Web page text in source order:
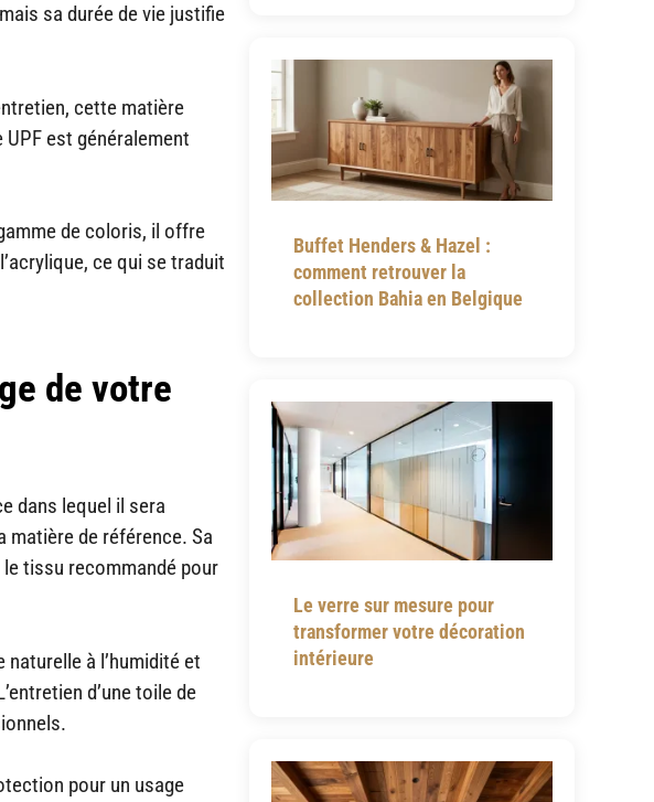
sa durée de vie justifie
cette matière
est généralement
de coloris, il offre
ce qui se traduit
de votre
dans lequel il sera
matière de référence. Sa
tissu recommandé pour
à l’humidité et
d’une toile de
pour un usage
Buffet Henders & Hazel :
comment retrouver la
collection Bahia en Belgique
Le verre sur mesure pour
transformer votre décoration
intérieure